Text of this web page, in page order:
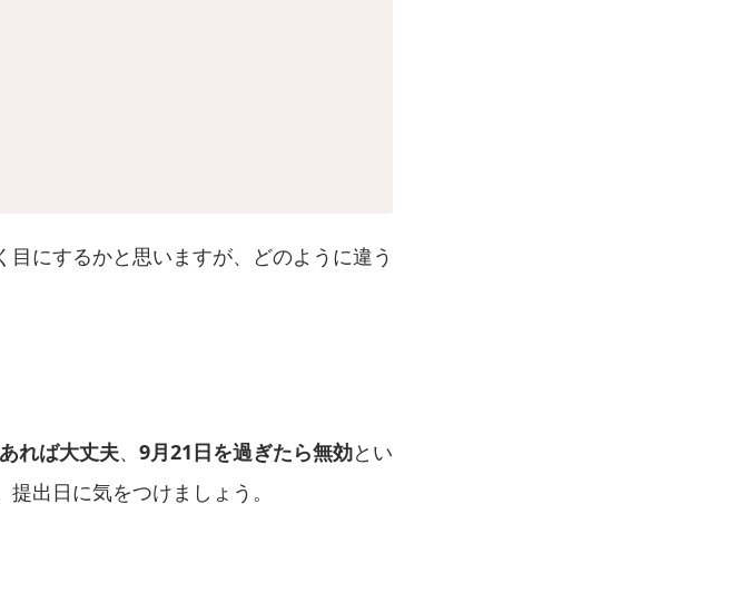
目にするかと思いますが、どのように違う
れば大丈夫、 9月21日を過ぎたら無効とい
出日に気をつけましょう。